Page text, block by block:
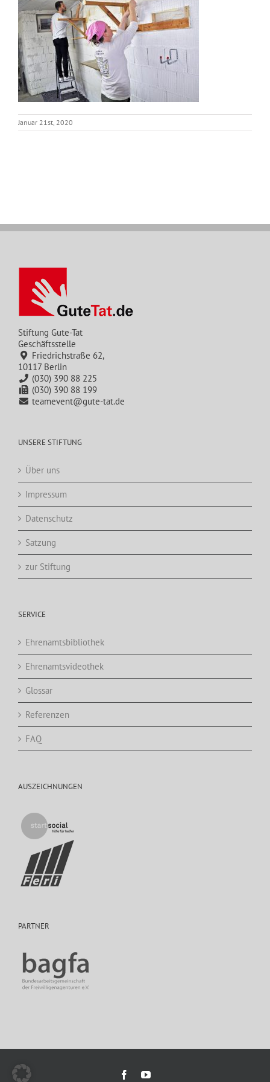
Januar 21st, 2020
Stiftung Gute-Tat
Geschäftsstelle
Friedrichstraße 62,
10117 Berlin
(030) 390 88 225
(030) 390 88 199
teamevent@gute-tat.de
UNSERE STIFTUNG
Über uns
Impressum
Datenschutz
Satzung
zur Stiftung
SERVICE
Ehrenamtsbibliothek
Ehrenamtsvideothek
Glossar
Referenzen
FAQ
AUSZEICHNUNGEN
PARTNER
FacebookYouTube